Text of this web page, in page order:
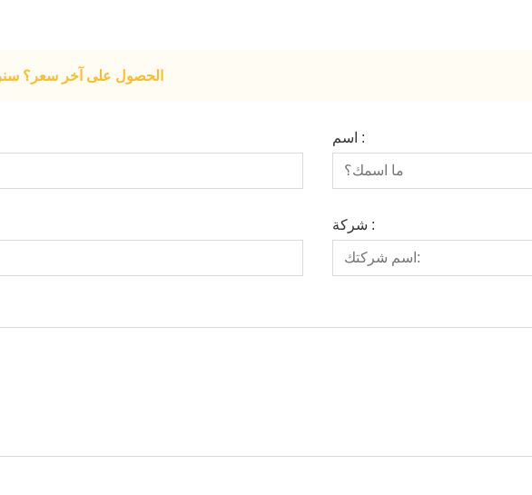
الحصول على آخر سعر؟ سنرد
اسم :
شركة :